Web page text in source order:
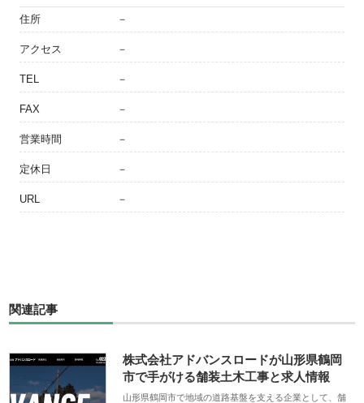
住所 －
アクセス －
TEL －
FAX －
営業時間 －
定休日 －
URL －
関連記事
株式会社アドバンスロードが山形県鶴岡
市で手がける舗装土木工事と求人情報
山形県鶴岡市で地域の道路基盤を支える企業として、舗